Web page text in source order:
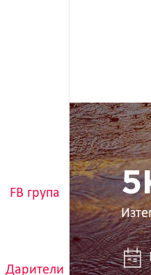
FB група
Дарители
5KM
RUN
в
ръцете
ти